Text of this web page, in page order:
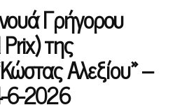
Γρήγορου
της
Αλεξίου» –
6-2026